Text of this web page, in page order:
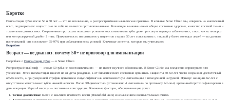
Коротко
Имплантация зубов после 50 и 60 лет — это не исключение, а распространённая клиническая практика. В клинике Sense Clinic мы, опираясь на многолетний
опыт, подтверждаем: возраст сам по себе не является противопоказанием. Решающее значение имеют общее состояние здоровья, качество костной ткани и
тщательная диагностика. Современные протоколы позволяют успешно восстанавливать зубы даже при сопутствующих заболеваниях, таких как остеопороз
или контролируемый диабет 2 типа. Приживаемость имплантатов у пациентов старше 50 лет сопоставима с таковой у более молодых людей — по данным
исследований, она составляет 95–97% при соблюдении всех условий. Ключевые аспекты, которые мы учитываем:
Подробнее
Возраст — не диагноз: почему 50+ не приговор для имплантации
Подробнее о Имплантация зубов— в Sense Clinic.
Распространённый миф — «после 50 зубы не восстанавливают» — не имеет научного обоснования. В Sense Clinic мы ежедневно опровергаем это
убеждение. Успех имплантации зависит не от даты рождения, а от биологического состояния организма. Пациенты 50–60 лет часто сохраняют достаточный
объём кости, а при умеренной атрофии применяем синус-лифтинг или одномоментную имплантацию с немедленной нагрузкой. Пример: женщина 62 лет с
отсутствием жевательных зубов нижней челюсти. После 3D-диагностики установлено 4 имплантата по протоколу All-on-4, временный протез зафиксирован в
день операции. Через 4 месяца — постоянная конструкция. Ключевые факторы, обеспечивающие успех:
Точная диагностика:КЛКТ с анализом плотности кости (Hounsfield units) и исключением воспалительных очагов.